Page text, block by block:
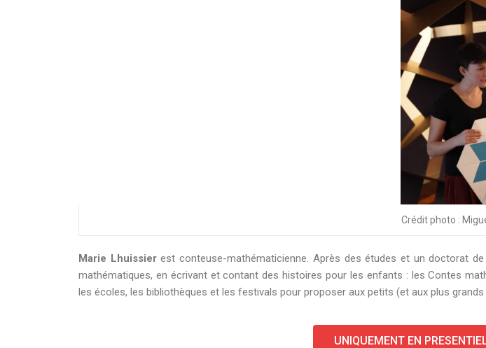
Crédit photo :
Marie Lhuissierest conteuse-mathématicienne. Après des études et un doctorat
mathématiques, en écrivant et contant des histoires pour les enfants : les Contes
les écoles, les bibliothèques et les festivals pour proposer aux petits (et aux plus
UNIQUEMENT EN